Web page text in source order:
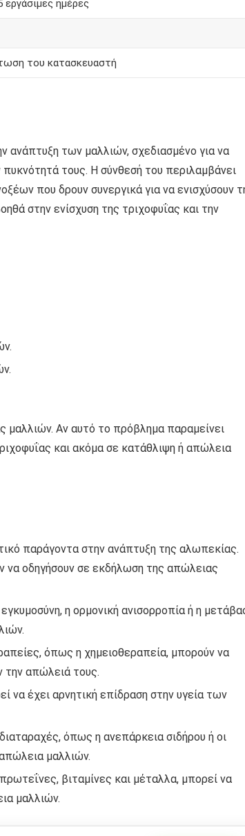
ημέρες
του κατασκευαστή
ανάπτυξη των μαλλιών, σχεδιασμένο για να
τους. Η σύνθεσή του περιλαμβάνει
που δρουν συνεργικά για να ενισχύσουν
στην ενίσχυση της τριχοφυΐας και την
μαλλιών. Αν αυτό το πρόβλημα παραμείνει
και ακόμα σε κατάθλιψη ή απώλεια
παράγοντα στην ανάπτυξη της αλωπεκίας.
να οδηγήσουν σε εκδήλωση της απώλειας
η ορμονική ανισορροπία ή η
όπως η χημειοθεραπεία, μπορούν να
την απώλειά τους.
να έχει αρνητική επίδραση στην υγεία των
όπως η ανεπάρκεια σιδήρου ή οι
μαλλιών.
βιταμίνες και μέταλλα, μπορεί να
μαλλιών.